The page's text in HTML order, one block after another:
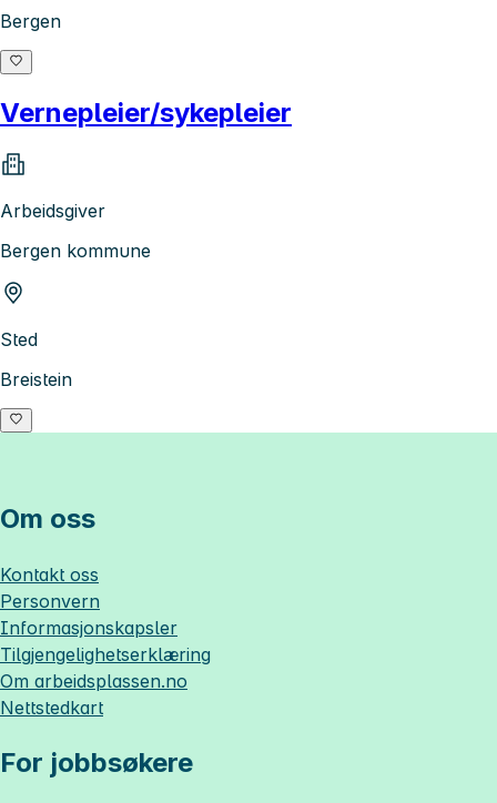
Bergen
Vernepleier/sykepleier
Arbeidsgiver
Bergen kommune
Sted
Breistein
Om oss
Kontakt oss
Personvern
Informasjonskapsler
Tilgjengelighetserklæring
Om arbeidsplassen.no
Nettstedkart
For jobbsøkere